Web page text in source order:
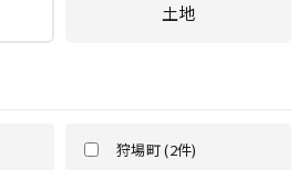
土地
狩場町 (2件)